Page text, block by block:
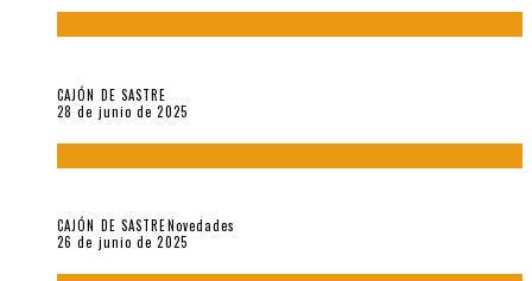
CAJÓN DE SASTRE
28 de junio de 2025
CAJÓN DE SASTRENovedades
26 de junio de 2025